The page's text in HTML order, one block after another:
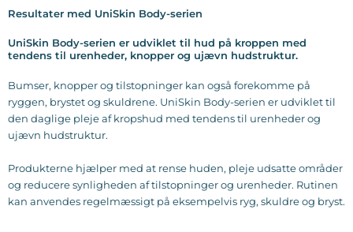
Resultater med UniSkin Body-serien
UniSkin Body-serien er udviklet til hud på kroppen med
tendens til urenheder, knopper og ujævn hudstruktur.
Bumser, knopper og tilstopninger kan også forekomme på
ryggen, brystet og skuldrene. UniSkin Body-serien er udviklet til
den daglige pleje af kropshud med tendens til urenheder og
ujævn hudstruktur.
Produkterne hjælper med at rense huden, pleje udsatte områder
og reducere synligheden af tilstopninger og urenheder. Rutinen
kan anvendes regelmæssigt på eksempelvis ryg, skuldre og bryst.